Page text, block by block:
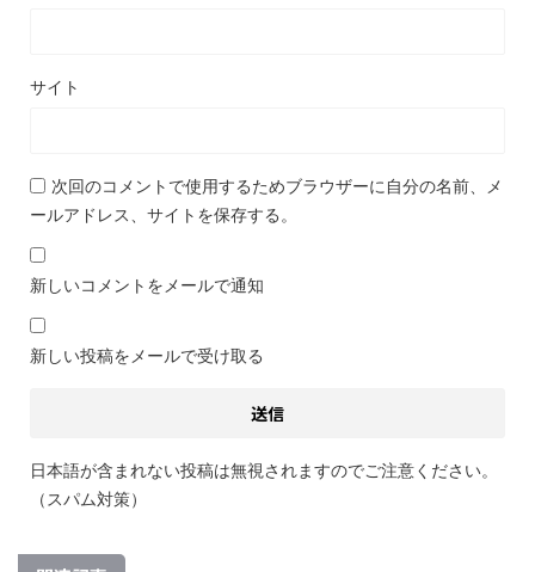
サイト
次回のコメントで使用するためブラウザーに自分の名前、メ
ールアドレス、サイトを保存する。
新しいコメントをメールで通知
新しい投稿をメールで受け取る
日本語が含まれない投稿は無視されますのでご注意ください。
（スパム対策）